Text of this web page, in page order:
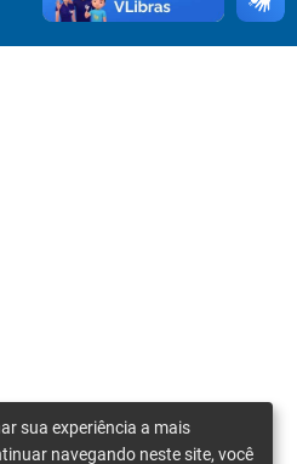
sua experiência a mais
navegando neste site, você